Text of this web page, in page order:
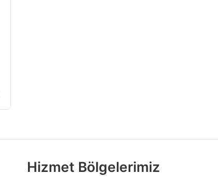
Hizmet Bölgelerimiz